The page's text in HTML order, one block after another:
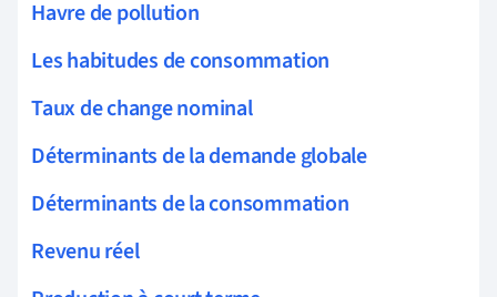
Havre de pollution
Les habitudes de consommation
Taux de change nominal
Déterminants de la demande globale
Déterminants de la consommation
Revenu réel